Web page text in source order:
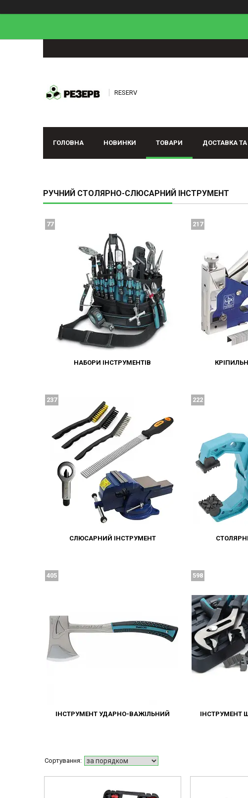
RESERV
ГОЛОВНА НОВИНКИ ТОВАРИ ДОСТАВКА
РУЧНИЙ СТОЛЯРНО-СЛЮСАРНИЙ ІНСТРУМЕНТ
НАБОРИ ІНСТРУМЕНТІВ
77 217
СЛЮСАРНИЙ ІНСТРУМЕНТ
237 222
ІНСТРУМЕНТ УДАРНО-ВАЖІЛЬНИЙ
405
ІНСТРУМЕНТ
598